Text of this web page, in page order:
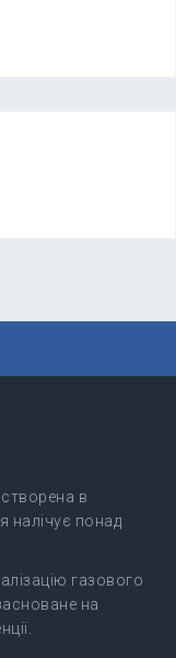
створена в
налічує понад
газового
на